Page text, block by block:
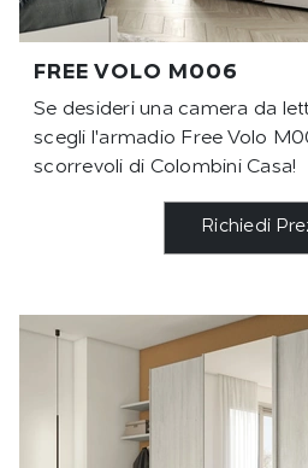
FREE VOLO M006
Se desideri una camera da
scegli l'armadio Free Volo
scorrevoli di Colombini Casa!
Richiedi